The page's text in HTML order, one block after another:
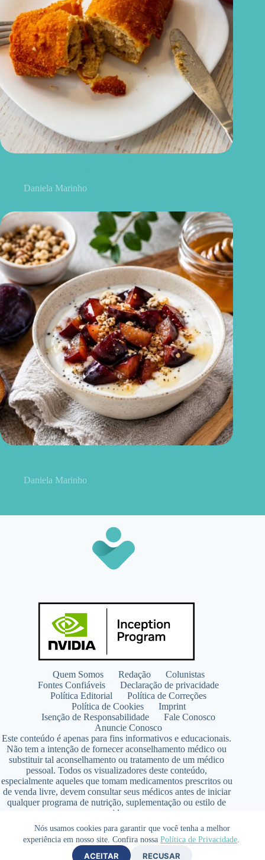
Nós usamos cookies para garantir que você tenha a melhor
experiência em nosso site. Confira nossa Política de Privacidade.
ACEITAR RECUSAR
Daniela Marinho
Daniela Marinho
Quem Somos Redação
Colunistas
Fontes Confiáveis
Declaração de privacidade
Política Editorial
Política de Correções
Política de Cookies
Imprint
Isenção de Responsabilidade
Fale Conosco
Anuncie Conosco
Este conteúdo é apenas para fins informativos e educacionais.
Não tem a intenção de fornecer aconselhamento médico ou
substituir tal aconselhamento ou tratamento de um médico
pessoal. Todos os visualizadores deste conteúdo,
especialmente aqueles que tomam medicamentos prescritos ou
de venda livre, devem consultar seus médicos antes de iniciar
qualquer programa de nutrição, suplementação ou estilo de
vida.
Copyright © 2026 - SaúdeLAB.com pertence ao grupo
VKCF Soluções Digitais Ltda - CNPJ n° 43.726.917/0001-80
- Contato +55 (65) 99813- 4203 - Responsável Técnica: